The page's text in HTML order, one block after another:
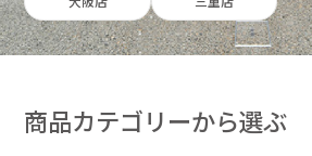
商品カテゴリーから選ぶ